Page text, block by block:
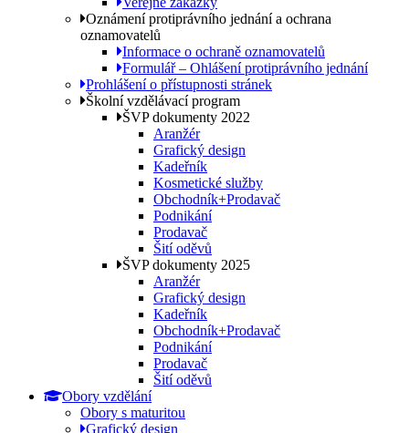
Oznámení protiprávního jednání a ochrana
oznamovatelů
Informace o ochraně oznamovatelů
Formulář – Ohlášení protiprávního jednání
Prohlášení o přístupnosti stránek
Školní vzdělávací program
ŠVP dokumenty 2022
Aranžér
Grafický design
Kadeřník
Kosmetické služby
Obchodník+Prodavač
Podnikání
Prodavač
Šití oděvů
ŠVP dokumenty 2025
Aranžér
Grafický design
Kadeřník
Obchodník+Prodavač
Podnikání
Prodavač
Šití oděvů
Obory vzdělání
Obory s maturitou
Grafický design